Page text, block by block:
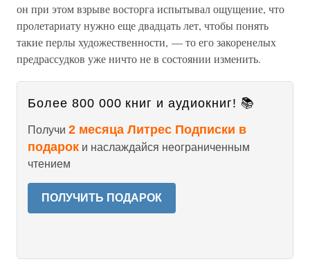
он при этом взрыве восторга испытывал ощущение, что
пролетариату нужно еще двадцать лет, чтобы понять
такие перлы художественности, — то его закоренелых
предрассудков уже ничто не в состоянии изменить.
Более 800 000 книг и аудиокниг! 📚
Получи 2 месяца Литрес Подписки в
подарок и наслаждайся неограниченным
чтением
ПОЛУЧИТЬ ПОДАРОК